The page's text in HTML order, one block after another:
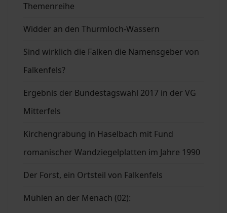
Themenreihe
Widder an den Thurmloch-Wassern
Sind wirklich die Falken die Namensgeber von
Falkenfels?
Ergebnis der Bundestagswahl 2017 in der VG
Mitterfels
Kirchengrabung in Haselbach mit Fund
romanischer Wandziegelplatten im Jahre 1990
Der Forst, ein Ortsteil von Falkenfels
Mühlen an der Menach (02):